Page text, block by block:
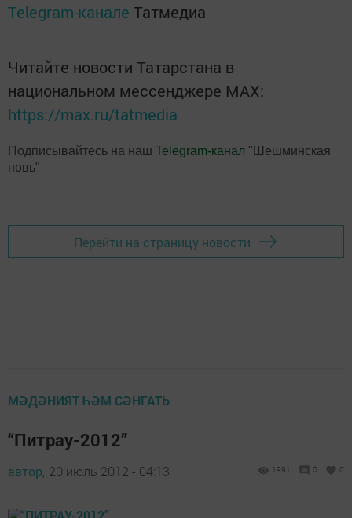
Telegram-канале Татмедиа
Читайте новости Татарстана в
национальном мессенджере MАХ:
https://max.ru/tatmedia
Подписывайтесь на наш Telegram-канал "Шешминская
новь"
Перейти на страницу новости
МӘДӘНИЯТ ҺӘМ СӘНГАТЬ
“Питрау-2012”
автор, 20 июль 2012 - 04:13 1991 0 0